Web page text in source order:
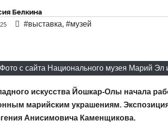
Белкина
#выставка, #музей
Фото с сайта Национального музея Марий Эл
искусства Йошкар-Олы начала
марийским украшениям.
Анисимовича Каменщикова.